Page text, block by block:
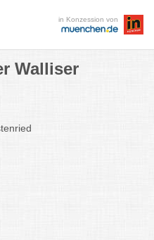
in Konzession von
Walliser